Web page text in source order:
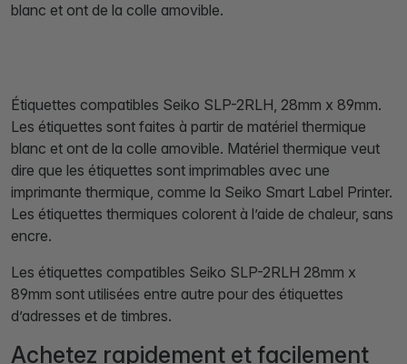
blanc et ont de la colle amovible.
Étiquettes compatibles Seiko SLP-2RLH, 28mm x 89mm.
Les étiquettes sont faites à partir de matériel thermique
blanc et ont de la colle amovible. Matériel thermique veut
dire que les étiquettes sont imprimables avec une
imprimante thermique, comme la Seiko Smart Label Printer.
Les étiquettes thermiques colorent à l’aide de chaleur, sans
encre.
Les étiquettes compatibles Seiko SLP-2RLH 28mm x
89mm sont utilisées entre autre pour des étiquettes
d’adresses et de timbres.
Achetez rapidement et facilement